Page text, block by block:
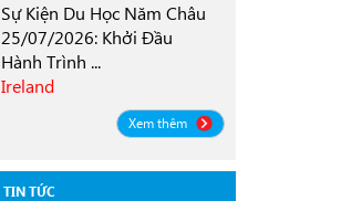
Sự Kiện Du Học Năm Châu
25/07/2026: Khởi Đầu
Hành Trình ...
Ireland
Xem thêm
TIN TỨC